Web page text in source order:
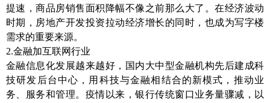
提速，商品房销售面积降幅不像之前那么大了。在经济波动
时期，房地产开发投资拉动经济增长的同时，也成为写字楼
需求的重要来源。
2.金融加互联网行业
金融信息化发展越来越好，国内大中型金融机构先后建成科
技研发后台中心，用科技与金融相结合的新模式，推动业
务、服务和管理。疫情以来，银行传统窗口业务量骤减，以